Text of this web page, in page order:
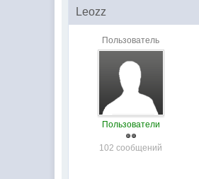
Leozz
Пользователь
Пользователи
102 сообщений